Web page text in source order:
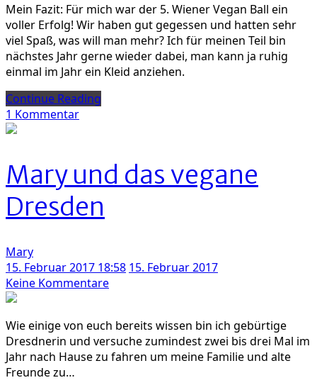
Mein Fazit: Für mich war der 5. Wiener Vegan Ball ein
voller Erfolg! Wir haben gut gegessen und hatten sehr
viel Spaß, was will man mehr? Ich für meinen Teil bin
nächstes Jahr gerne wieder dabei, man kann ja ruhig
einmal im Jahr ein Kleid anziehen.
Continue Reading
1 Kommentarzu
Wiener
Vegan
Ball!
Mary und das vegane
Dresden
Mary
15. Februar 2017 18:58 15. Februar 2017
Keine Kommentarezu
das
vegane
Dresden
Wie einige von euch bereits wissen bin ich gebürtige
Dresdnerin und versuche zumindest zwei bis drei Mal im
Jahr nach Hause zu fahren um meine Familie und alte
Freunde zu…